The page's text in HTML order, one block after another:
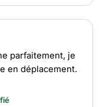
parfaitement, je
en déplacement.